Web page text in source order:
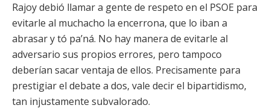
Rajoy debió llamar a gente de respeto en el PSOE para
evitarle al muchacho la encerrona, que lo iban a
abrasar y tó pa’ná. No hay manera de evitarle al
adversario sus propios errores, pero tampoco
deberían sacar ventaja de ellos. Precisamente para
prestigiar el debate a dos, vale decir el bipartidismo,
tan injustamente subvalorado.